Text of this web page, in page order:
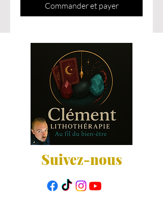
Commander et payer
Suivez-nous